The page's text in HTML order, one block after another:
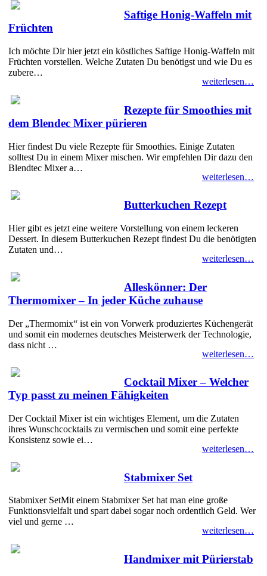
Saftige Honig-Waffeln mit
Früchten
Ich möchte Dir hier jetzt ein köstliches Saftige Honig-Waffeln mit
Früchten vorstellen. Welche Zutaten Du benötigst und wie Du es
zubere…
weiterlesen…
Rezepte für Smoothies mit
dem Blendec Mixer pürieren
Hier findest Du viele Rezepte für Smoothies. Einige Zutaten
solltest Du in einem Mixer mischen. Wir empfehlen Dir dazu den
Blendtec Mixer a…
weiterlesen…
Butterkuchen Rezept
Hier gibt es jetzt eine weitere Vorstellung von einem leckeren
Dessert. In diesem Butterkuchen Rezept findest Du die benötigten
Zutaten und…
weiterlesen…
Alleskönner: Der
Thermomixer – In jeder Küche zuhause
Der „Thermomix“ ist ein von Vorwerk produziertes Küchengerät
und somit ein modernes deutsches Meisterwerk der Technologie,
dass nicht …
weiterlesen…
Cocktail Mixer – Welcher
Typ passt zu meinen Fähigkeiten
Der Cocktail Mixer ist ein wichtiges Element, um die Zutaten
ihres Wunschcocktails zu vermischen und somit eine perfekte
Konsistenz sowie ei…
weiterlesen…
Stabmixer Set
Stabmixer SetMit einem Stabmixer Set hat man eine große
Funktionsvielfalt und spart dabei sogar noch ordentlich Geld. Wer
viel und gerne …
weiterlesen…
Handmixer mit Pürierstab